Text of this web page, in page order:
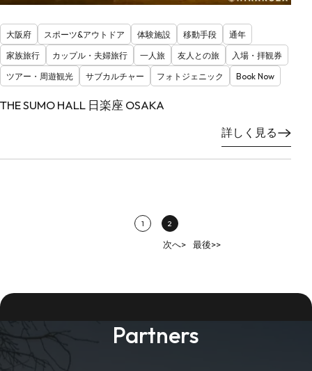
大阪府 スポーツ&アウトドア 体験施設 移動手段
通年
家族旅行
カップル・夫婦旅行 一人旅 友人との旅
入場・拝観券
ツアー・周遊観光
サブカルチャー フォトジェニック Book Now
THE SUMO HALL 日楽座 OSAKA
詳しく見る
1 2
次へ> 最後>>
Partners